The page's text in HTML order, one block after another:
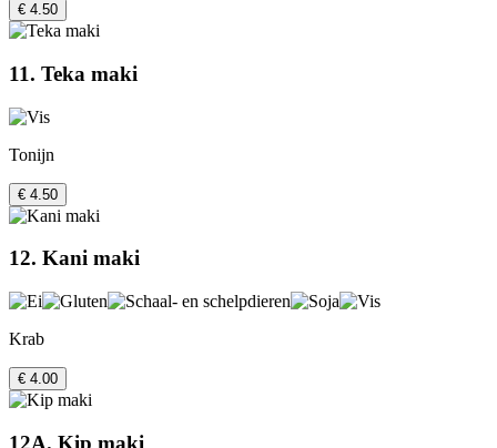
€ 4.50
11. Teka maki
Tonijn
€ 4.50
12. Kani maki
Krab
€ 4.00
12A. Kip maki